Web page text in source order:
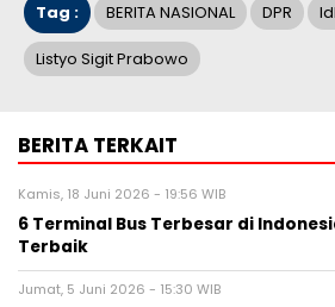
Tag : BERITA NASIONAL DPR
Listyo Sigit Prabowo
BERITA TERKAIT
Kamis, 18 Juni 2026 - 19:56 WIB
6 Terminal Bus Terbesar di
Terbaik
Jumat, 5 Juni 2026 - 15:30 WIB